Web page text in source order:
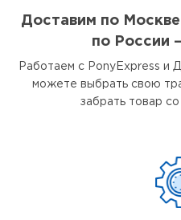
Доставим по
по России
Работаем с PonyExpress и
можете выбрать свою
забрать товар